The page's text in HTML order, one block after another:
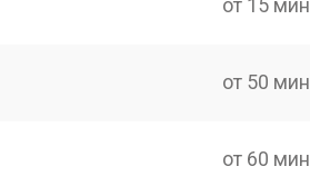
от 50 мин
от 60 мин